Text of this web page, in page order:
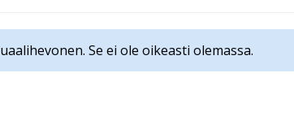
Se ei ole oikeasti olemassa.